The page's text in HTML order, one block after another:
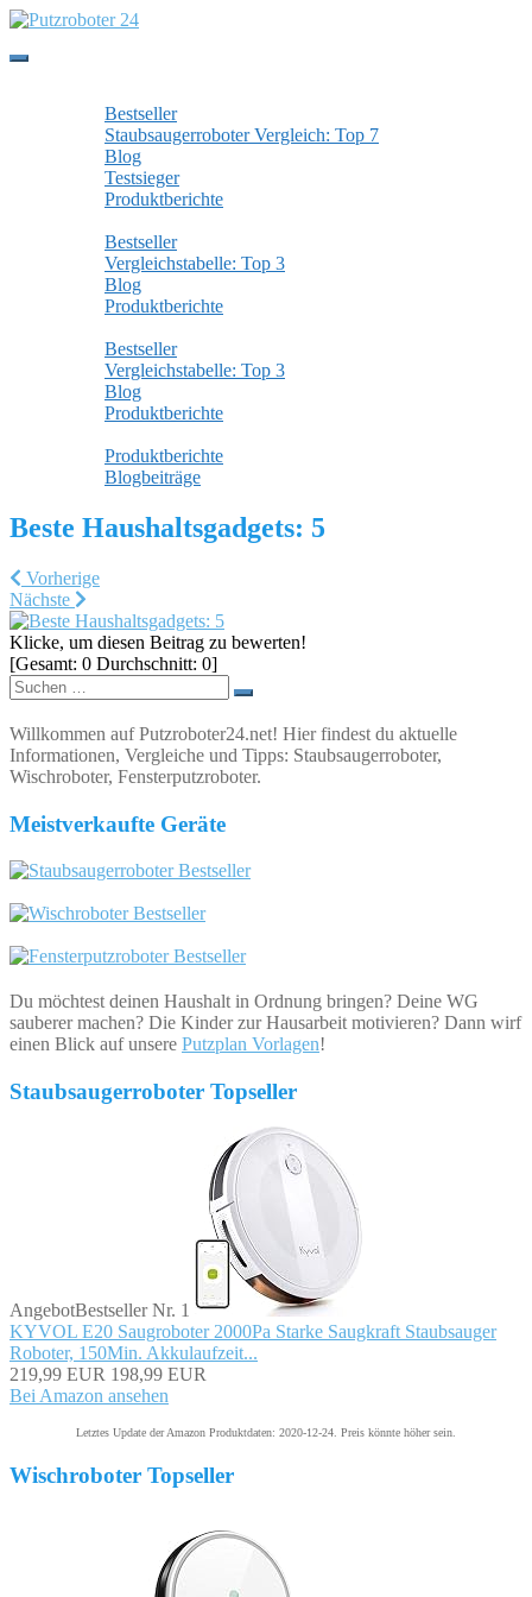
Skip
main
Toggle
Bestseller
Staubsaugerroboter Vergleich: Top 7
Blog
Testsieger
Produktberichte
Bestseller
Vergleichstabelle: Top 3
Blog
Produktberichte
Bestseller
Vergleichstabelle: Top 3
Blog
Produktberichte
Produktberichte
Blogbeiträge
Beste Haushaltsgadgets: 5
Vorherige
Nächste
Klicke, um diesen Beitrag zu bewerten!
[Gesamt: 0 Durchschnitt: 0]
Suchen
nach:
Willkommen auf Putzroboter24.net! Hier findest du aktuelle
Informationen, Vergleiche und Tipps: Staubsaugerroboter,
Wischroboter, Fensterputzroboter.
Meistverkaufte Geräte
Du möchtest deinen Haushalt in Ordnung bringen? Deine WG
sauberer machen? Die Kinder zur Hausarbeit motivieren? Dann wirf
einen Blick auf unsere Putzplan Vorlagen!
Staubsaugerroboter Topseller
AngebotBestseller Nr. 1
KYVOL E20 Saugroboter 2000Pa Starke Saugkraft Staubsauger
Roboter, 150Min. Akkulaufzeit...
219,99 EUR 198,99 EUR
Bei Amazon ansehen
Letztes Update der Amazon Produktdaten: 2020-12-24. Preis könnte höher sein.
Wischroboter Topseller